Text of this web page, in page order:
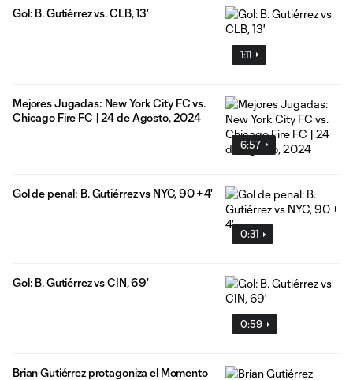
1:11
Gol: B. Gutiérrez vs. CLB, 13'
6:57
Mejores Jugadas: New York City FC vs.
Chicago Fire FC | 24 de Agosto, 2024
0:31
Gol de penal: B. Gutiérrez vs NYC, 90 + 4'
0:59
Gol: B. Gutiérrez vs CIN, 69'
Brian Gutiérrez protagoniza el Momento